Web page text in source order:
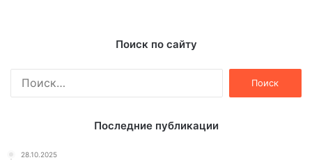
Поиск по сайту
Последние публикации
28.10.2025